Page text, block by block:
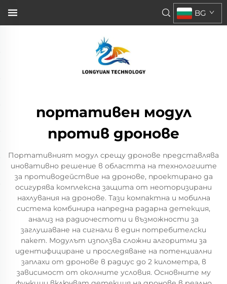
BG
портативен модул
против дронове
Портативният модул срещу дронове представлява
иновативно решение в областта на технологиите
за противодействие на дронове, проектирано да
осигурява комплексна защита от неоторизирани
нахлувания на дронове. Тази компактна и мобилна
система комбинира напредна радарна детекция,
анализ на радиочестоти и възможности за
заглушаване на сигнали в един потребителски
пакет. Модулът използва сложни алгоритми за
идентифициране и проследяване на потенциални
заплахи от дронове в радиус до 2 километра, в
зависимост от околните условия. Основните му